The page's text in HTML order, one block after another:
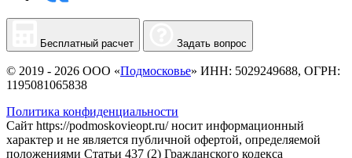
Бесплатный расчет Задать вопрос
© 2019 - 2026 ООО «Подмосковье» ИНН: 5029249688, ОГРН:
1195081065838
Политика конфиденциальности
Сайт https://podmoskovieopt.ru/ носит информационный
характер и не является публичной офертой, определяемой
положениями Статьи 437 (2) Гражданского кодекса